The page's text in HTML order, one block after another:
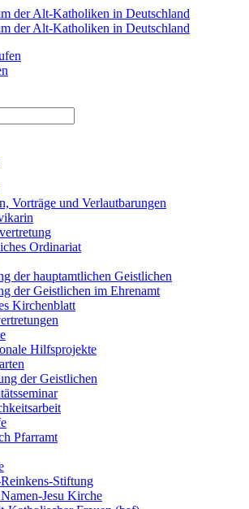
Vorträge und Verlautbarungen
Ordinariat
der hauptamtlichen Geistlichen
der Geistlichen im Ehrenamt
Kirchenblatt
Hilfsprojekte
der Geistlichen
Pfarramt
Stiftung
Jesu Kirche